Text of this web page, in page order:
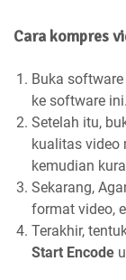
Cara kompres
Buka
ke software ini.
Setelah itu,
kualitas video
kemudian
Sekarang,
format video,
Terakhir,
Start Encode